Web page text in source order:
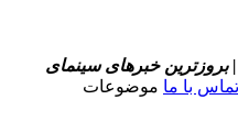
| بروزترین خبرهای سینمای
تماس با ما موضوعات